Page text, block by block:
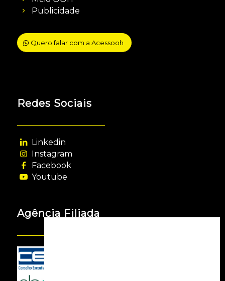
Publicidade
Quero falar com a Acessooh
Redes Sociais
Linkedin
Instagram
Facebook
Youtube
Agência Filiada